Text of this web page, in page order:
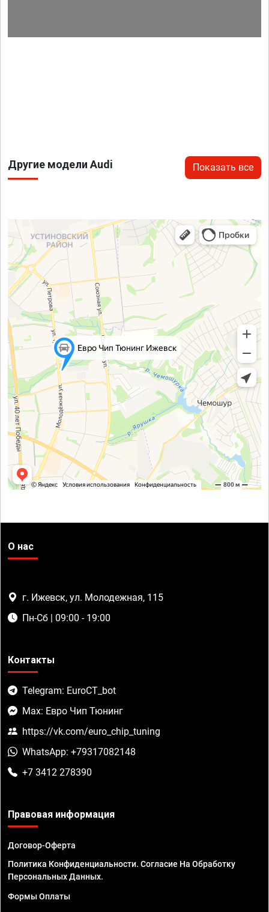
Другие модели Audi Показать все
О нас
г. Ижевск, ул. Молодежная, 115
Пн-Сб | 09:00 - 19:00
Контакты
Telegram: EuroCT_bot
Max: Евро Чип Тюнинг
https://vk.com/euro_chip_tuning
WhatsApp: +79317082148
+7 3412 278390
Правовая информация
Договор-Оферта
Политика Конфиденциальности. Согласие На Обработку
Персональных Данных.
Формы Оплаты